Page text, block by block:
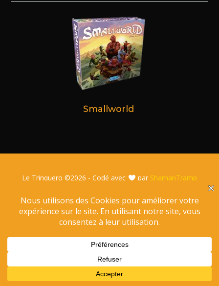
Smallworld
Le Trinquero ©2026 - Codé avec par ShamanTramp